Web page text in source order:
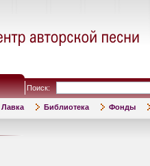
Поиск:
Лавка Библиотека Фонды